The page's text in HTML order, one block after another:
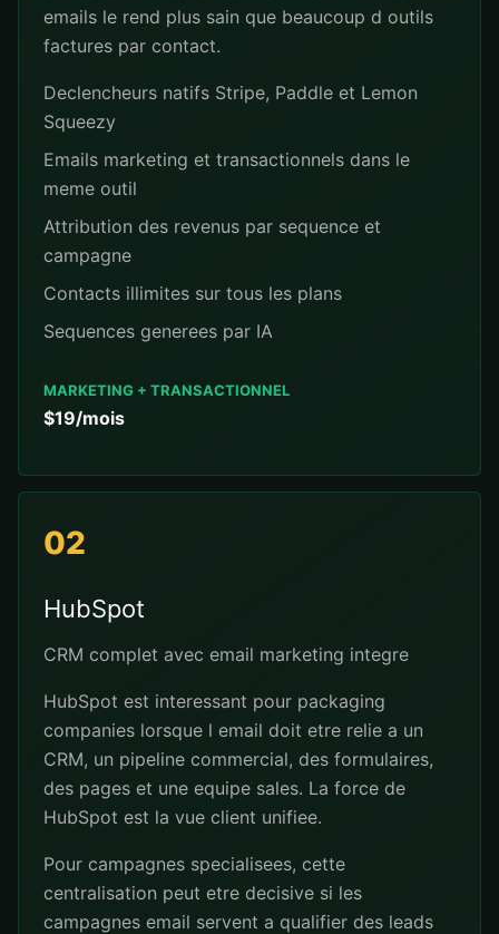
emails le rend plus sain que beaucoup d outils
factures par contact.
Declencheurs natifs Stripe, Paddle et Lemon
Squeezy
Emails marketing et transactionnels dans le
meme outil
Attribution des revenus par sequence et
campagne
Contacts illimites sur tous les plans
Sequences generees par IA
MARKETING + TRANSACTIONNEL
$19/mois
02
HubSpot
CRM complet avec email marketing integre
HubSpot est interessant pour packaging
companies lorsque l email doit etre relie a un
CRM, un pipeline commercial, des formulaires,
des pages et une equipe sales. La force de
HubSpot est la vue client unifiee.
Pour campagnes specialisees, cette
centralisation peut etre decisive si les
campagnes email servent a qualifier des leads